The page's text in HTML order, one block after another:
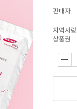
판매자
지역사랑
상품권
+